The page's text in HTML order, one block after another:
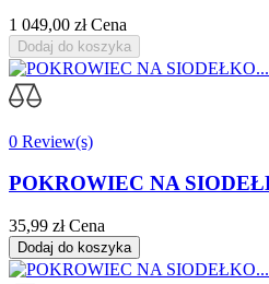
1 049,00 zł Cena
Dodaj do koszyka
0 Review(s)
POKROWIEC NA
35,99 zł Cena
Dodaj do koszyka